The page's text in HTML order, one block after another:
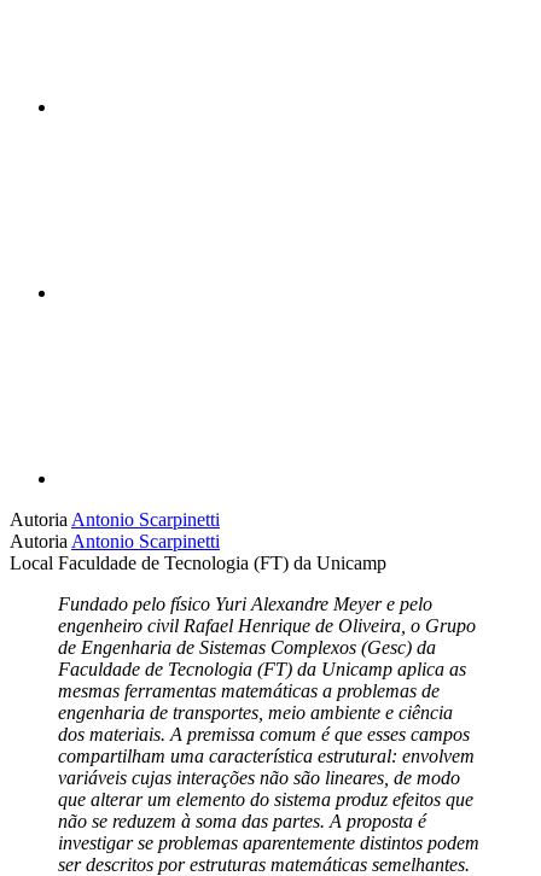
Autoria Antonio Scarpinetti
Autoria Antonio Scarpinetti
Local Faculdade de Tecnologia (FT) da Unicamp
Fundado pelo físico Yuri Alexandre Meyer e pelo
engenheiro civil Rafael Henrique de Oliveira, o Grupo
de Engenharia de Sistemas Complexos (Gesc) da
Faculdade de Tecnologia (FT) da Unicamp aplica as
mesmas ferramentas matemáticas a problemas de
engenharia de transportes, meio ambiente e ciência
dos materiais. A premissa comum é que esses campos
compartilham uma característica estrutural: envolvem
variáveis cujas interações não são lineares, de modo
que alterar um elemento do sistema produz efeitos que
não se reduzem à soma das partes. A proposta é
investigar se problemas aparentemente distintos podem
ser descritos por estruturas matemáticas semelhantes.